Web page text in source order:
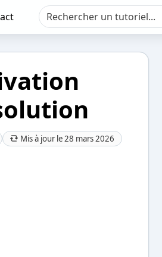
Mis à jour le 28 mars 2026